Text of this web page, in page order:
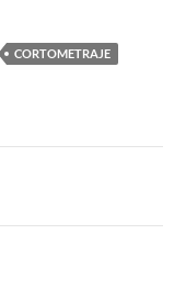
CORTOMETRAJE